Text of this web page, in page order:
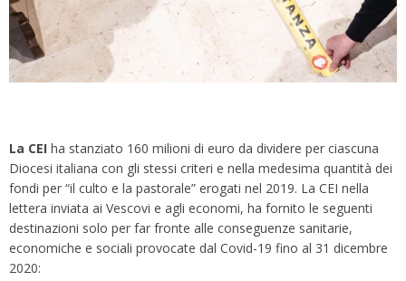
La CEI ha stanziato 160 milioni di euro da dividere per ciascuna
Diocesi italiana con gli stessi criteri e nella medesima quantità dei
fondi per “il culto e la pastorale” erogati nel 2019. La CEI nella
lettera inviata ai Vescovi e agli economi, ha fornito le seguenti
destinazioni solo per far fronte alle conseguenze sanitarie,
economiche e sociali provocate dal Covid-19 fino al 31 dicembre
2020: